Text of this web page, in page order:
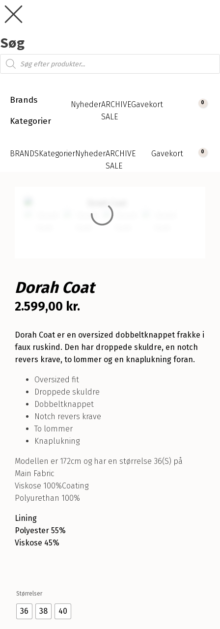
Søg
Products
search
Brands
Kategorier
NyhederARCHIVE
SALE
Gavekort
0
BRANDSKategorierNyhederARCHIVE
SALE
Gavekort
0
Dorah Coat
2.599,00 kr.
Dorah Coat er en oversized dobbeltknappet frakke i
faux ruskind. Den har droppede skuldre, en notch
revers krave, to lommer og en knaplukning foran.
Oversized fit
Droppede skuldre
Dobbeltknappet
Notch revers krave
To lommer
Knaplukning
Modellen er 172cm og har en størrelse 36(S) på
Main Fabric
Viskose 100%Coating
Polyurethan 100%
Lining
Polyester 55%
Viskose 45%
Størrelser
36 38 40